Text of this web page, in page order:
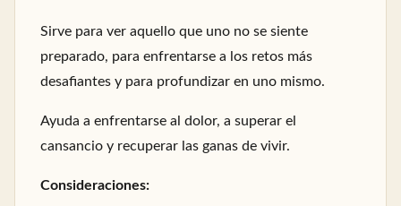
Sirve para ver aquello que uno no se siente
preparado, para enfrentarse a los retos más
desafiantes y para profundizar en uno mismo.
Ayuda a enfrentarse al dolor, a superar el
cansancio y recuperar las ganas de vivir.
Consideraciones: